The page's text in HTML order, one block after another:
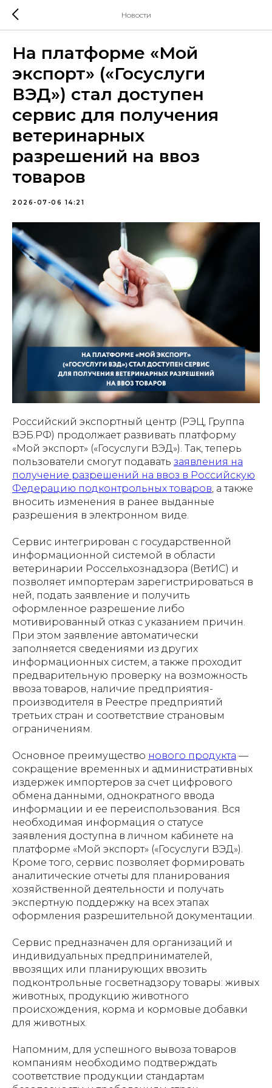
Новости
На платформе «Мой
экспорт» («Госуслуги
ВЭД») стал доступен
сервис для получения
ветеринарных
разрешений на ввоз
товаров
2026-07-06 14:21
Российский экспортный центр (РЭЦ, Группа
ВЭБ.РФ) продолжает развивать платформу
«Мой экспорт» («Госуслуги ВЭД»). Так, теперь
пользователи смогут подавать заявления на
получение разрешений на ввоз в Российскую
Федерацию подконтрольных товаров, а также
вносить изменения в ранее выданные
разрешения в электронном виде.
Сервис интегрирован с государственной
информационной системой в области
ветеринарии Россельхознадзора (ВетИС) и
позволяет импортерам зарегистрироваться в
ней, подать заявление и получить
оформленное разрешение либо
мотивированный отказ с указанием причин.
При этом заявление автоматически
заполняется сведениями из других
информационных систем, а также проходит
предварительную проверку на возможность
ввоза товаров, наличие предприятия-
производителя в Реестре предприятий
третьих стран и соответствие страновым
ограничениям.
Основное преимущество нового продукта —
сокращение временных и административных
издержек импортеров за счет цифрового
обмена данными, однократного ввода
информации и ее переиспользования. Вся
необходимая информация о статусе
заявления доступна в личном кабинете на
платформе «Мой экспорт» («Госуслуги ВЭД»).
Кроме того, сервис позволяет формировать
аналитические отчеты для планирования
хозяйственной деятельности и получать
экспертную поддержку на всех этапах
оформления разрешительной документации.
Сервис предназначен для организаций и
индивидуальных предпринимателей,
ввозящих или планирующих ввозить
подконтрольные госветнадзору товары: живых
животных, продукцию животного
происхождения, корма и кормовые добавки
для животных.
Напомним, для успешного вывоза товаров
компаниям необходимо подтверждать
соответствие продукции стандартам